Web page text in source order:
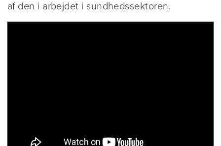
af den i arbejdet i sundhedssektoren.